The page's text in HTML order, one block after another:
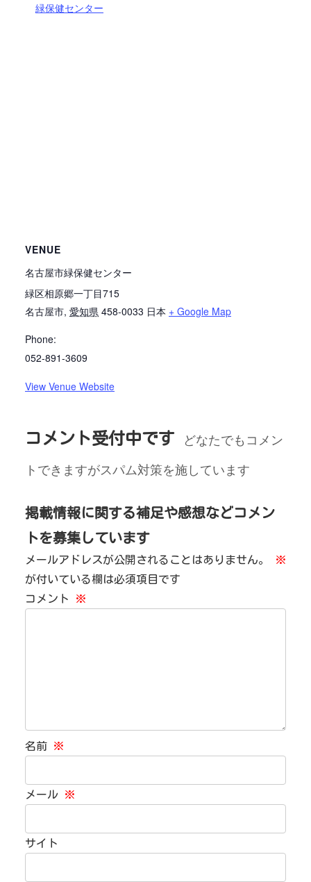
緑保健センター
VENUE
名古屋市緑保健センター
緑区相原郷一丁目715
名古屋市, 愛知県 458-0033 日本 + Google Map
Phone:
052-891-3609
View Venue Website
コメント受付中です
どなたでもコメン
トできますがスパム対策を施しています
掲載情報に関する補足や感想などコメン
トを募集しています
メールアドレスが公開されることはありません。
※
が付いている欄は必須項目です
コメント
※
名前 ※
メール ※
サイト